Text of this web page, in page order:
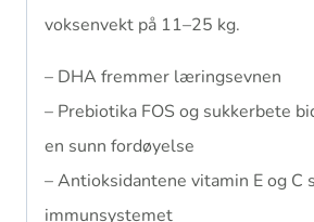
voksenvekt på 11–25 kg.
– DHA fremmer læringsevnen
– Prebiotika FOS og sukkerbete
en sunn fordøyelse
– Antioksidantene vitamin E og C
immunsystemet